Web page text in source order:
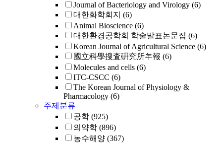
Journal of Bacteriology and Virology (6)
대한화학회지 (6)
Animal Bioscience (6)
대한환경공학회 학술발표논문집 (6)
Korean Journal of Agricultural Science (6)
國立科學搜査硏究所年報 (6)
Molecules and cells (6)
ITC-CSCC (6)
The Korean Journal of Physiology &
Pharmacology (6)
주제분류
공학 (925)
의약학 (896)
농수해양 (367)